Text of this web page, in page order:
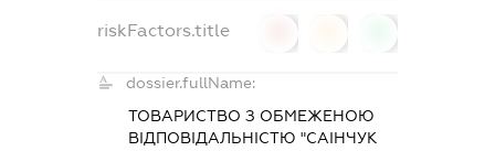
riskFactors.title
dossier.fullName:
ТОВАРИСТВО З ОБМЕЖЕНОЮ
ВІДПОВІДАЛЬНІСТЮ "САІНЧУК